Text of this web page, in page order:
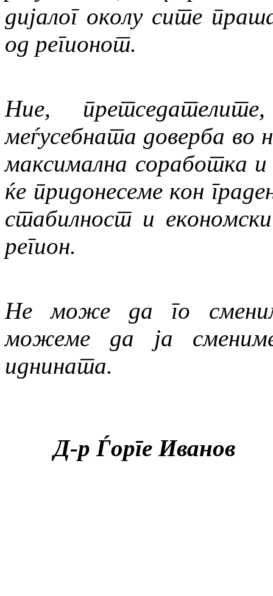
дијалог околу сите
од регионот.
Ние,
меѓусебната доверба
максимална соработка
ќе придонесеме кон
стабилност и
регион.
Не може да го
можеме да ја
иднината.
Д-р Ѓорге Иванов